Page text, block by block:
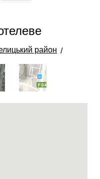
район